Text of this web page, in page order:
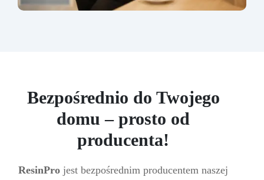
Bezpośrednio do Twojego
domu – prosto od
producenta!
ResinPro jest bezpośrednim producentem naszej